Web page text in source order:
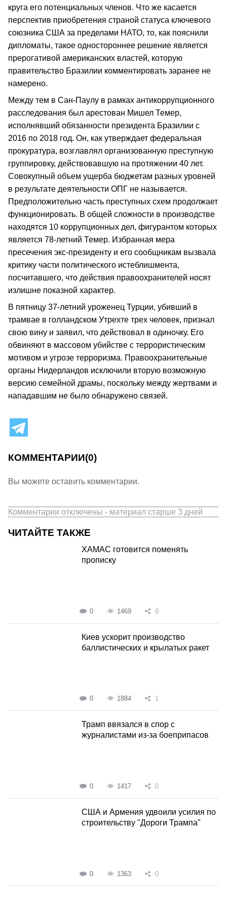
круга его потенциальных членов. Что же касается
перспектив приобретения страной статуса ключевого
союзника США за пределами НАТО, то, как пояснили
дипломаты, такое одностороннее решение является
прерогативой американских властей, которую
правительство Бразилии комментировать заранее не
намерено.
Между тем в Сан-Паулу в рамках антикоррупционного
расследования был арестован Мишел Темер,
исполнявший обязанности президента Бразилии с
2016 по 2018 год. Он, как утверждает федеральная
прокуратура, возглавлял организованную преступную
группировку, действовавшую на протяжении 40 лет.
Совокупный объем ущерба бюджетам разных уровней
в результате деятельности ОПГ не называется.
Предположительно часть преступных схем продолжает
функционировать. В общей сложности в производстве
находятся 10 коррупционных дел, фигурантом которых
является 78-летний Темер. Избранная мера
пресечения экс-президенту и его сообщникам вызвала
критику части политического истеблишмента,
посчитавшего, что действия правоохранителей носят
излишне показной характер.
В пятницу 37-летний уроженец Турции, убивший в
трамвае в голландском Утрехте трех человек, признал
свою вину и заявил, что действовал в одиночку. Его
обвиняют в массовом убийстве с террористическим
мотивом и угрозе терроризма. Правоохранительные
органы Нидерландов исключили вторую возможную
версию семейной драмы, поскольку между жертвами и
нападавшим не было обнаружено связей.
КОММЕНТАРИИ(0)
Вы можете оставить комментарии.
Комментарии отключены - материал старше 3 дней
ЧИТАЙТЕ ТАКЖЕ
ХАМАС готовится поменять
прописку
0 1469 0
Киев ускорит производство
баллистических и крылатых ракет
0 1884 1
Трамп ввязался в спор с
журналистами из-за боеприпасов
0 1417 0
США и Армения удвоили усилия по
строительству "Дороги Трампа"
0 1363 0